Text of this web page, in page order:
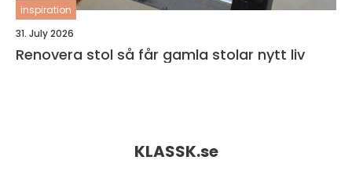
inspiration
31. July 2026
Renovera stol så får gamla stolar nytt liv
KLASSK.se